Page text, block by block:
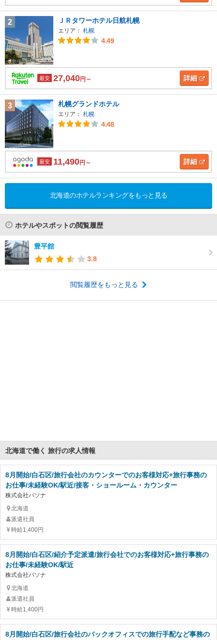
2 ＪＲタワーホテル日航札幌
エリア： 札幌
4.49
最安 27,040円～ 詳細
3 札幌グランドホテル
エリア： 札幌
4.48
最安 11,490円～ 詳細
北海道のホテルランキングをもっと見る
ホテルやスポットの閲覧履歴
豊平館
3.8
閲覧履歴をもっと見る
北海道で働く 旅行の求人情報
8月開始/白石区/旅行会社のカウンターでのお客様対応+旅行事務の
お仕事/未経験OK/駅近/接客・ショールーム・カウンター
株式会社パソナ
北海道
派遣社員
時給1,400円
8月開始/白石区/紹介予定派遣/旅行会社でのお客様対応+旅行事務の
お仕事/未経験OK/駅近
株式会社パソナ
北海道
派遣社員
時給1,400円
8月開始/白石区/旅行会社のバックオフィスでの旅行手配など事務の